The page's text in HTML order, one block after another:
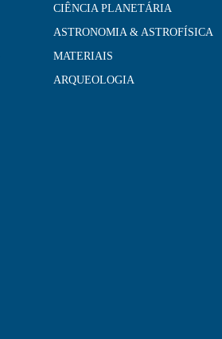
CIÊNCIA PLANETÁRIA
ASTRONOMIA & ASTROFÍSICA
MATERIAIS
ARQUEOLOGIA